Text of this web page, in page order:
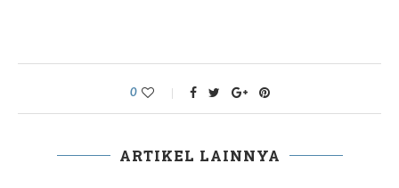
0
ARTIKEL LAINNYA